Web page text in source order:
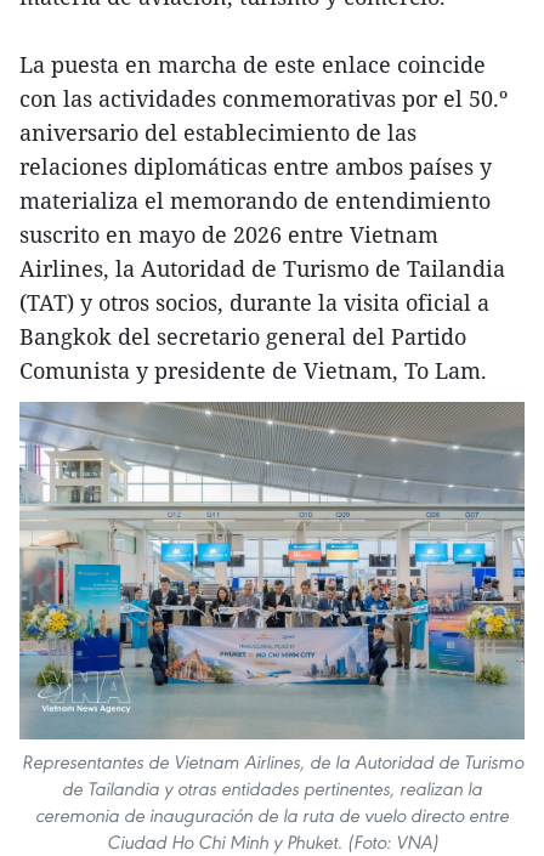
La puesta en marcha de este enlace coincide
con las actividades conmemorativas por el 50.º
aniversario del establecimiento de las
relaciones diplomáticas entre ambos países y
materializa el memorando de entendimiento
suscrito en mayo de 2026 entre Vietnam
Airlines, la Autoridad de Turismo de Tailandia
(TAT) y otros socios, durante la visita oficial a
Bangkok del secretario general del Partido
Comunista y presidente de Vietnam, To Lam.
Representantes de Vietnam Airlines, de la Autoridad de Turismo
de Tailandia y otras entidades pertinentes, realizan la
ceremonia de inauguración de la ruta de vuelo directo entre
Ciudad Ho Chi Minh y Phuket. (Foto: VNA)